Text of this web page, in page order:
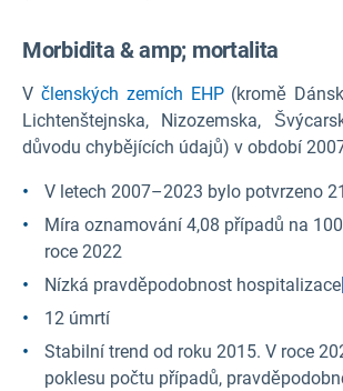
Morbidita & amp; mortalita
V členských zemích EHP(kromě
Lichtenštejnska, Nizozemska,
důvodu chybějících údajů) v období
V letech 2007–2023 bylo potvrzeno
Míra oznamování 4,08 případů na
roce 2022
Nízká pravděpodobnost hospitalizace
12 úmrtí
Stabilní trend od roku 2015. V roce
poklesu počtu případů,